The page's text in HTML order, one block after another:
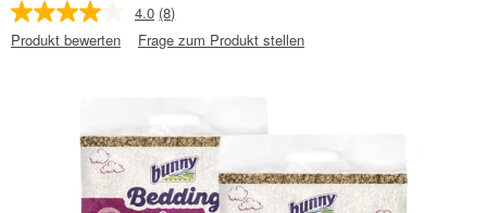
4.0 (8)
Produkt bewerten
Frage zum Produkt stellen